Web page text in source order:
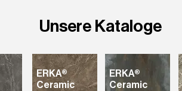
Unsere Kataloge
ERKA®
Ceramic
ERKA®
Ceramic